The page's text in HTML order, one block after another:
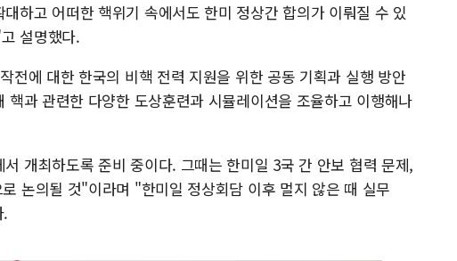
하고 어떠한 핵위기 속에서도 한미 정상간 합의가 이뤄질 수 있
설명했다.
전에 대한 한국의 비핵 전력 지원을 위한 공동 기획과 실행 방안
핵과 관련한 다양한 도상훈련과 시뮬레이션을 조율하고 이행해나
개최하도록 준비 중이다. 그때는 한미일 3국 간 안보 협력 문제,
논의될 것"이라며 "한미일 정상회담 이후 멀지 않은 때 실무
.